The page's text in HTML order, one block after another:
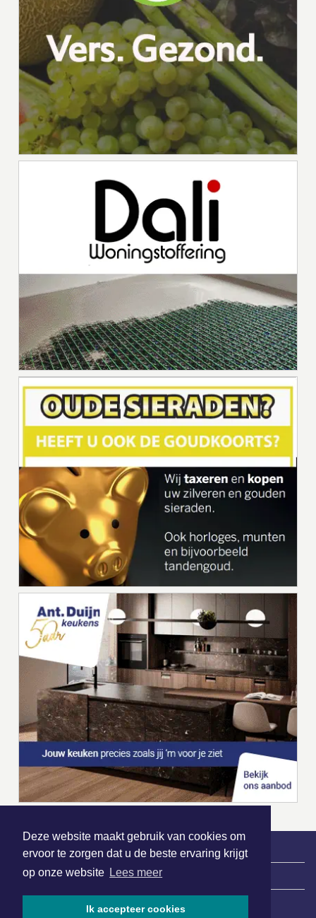
Deze website maakt gebruik van cookies om
ervoor te zorgen dat u de beste ervaring krijgt
op onze website Lees meer
Ik accepteer cookies
| Nieuws | Sport | Evenementen